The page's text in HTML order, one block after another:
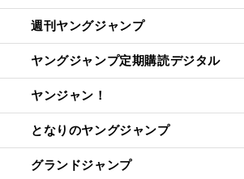
週刊ヤングジャンプ
ヤングジャンプ定期購読デジタル
ヤンジャン！
となりのヤングジャンプ
グランドジャンプ